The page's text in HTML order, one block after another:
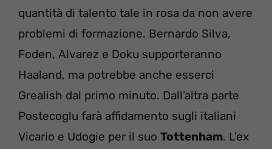
quantità di talento tale in rosa da non avere
problemi di formazione. Bernardo Silva,
Foden, Alvarez e Doku supporteranno
Haaland, ma potrebbe anche esserci
Grealish dal primo minuto. Dall’altra parte
Postecoglu farà affidamento sugli italiani
Vicario e Udogie per il suo Tottenham. L’ex